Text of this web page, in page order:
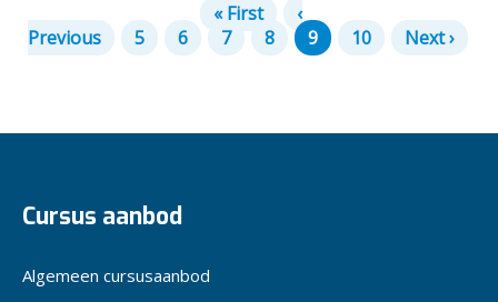
« First
‹
Previous
5 6 7 8 9 10 Next ›
Cursus aanbod
Algemeen cursusaanbod